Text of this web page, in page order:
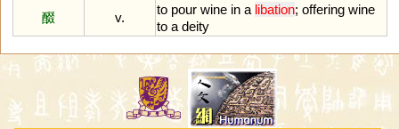
醊
v.
to pour wine in a libation; offering wine
to a deity